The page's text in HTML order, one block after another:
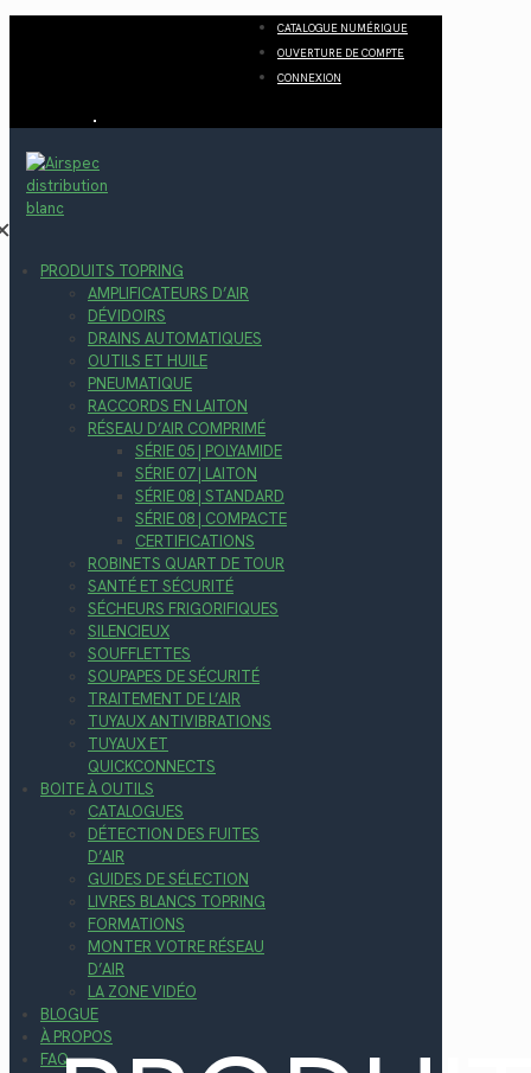
CATALOGUE NUMÉRIQUE
OUVERTURE DE COMPTE
CONNEXION
PRODUITS TOPRING
AMPLIFICATEURS D’AIR
DÉVIDOIRS
DRAINS AUTOMATIQUES
OUTILS ET HUILE
PNEUMATIQUE
RACCORDS EN LAITON
RÉSEAU D’AIR COMPRIMÉ
SÉRIE 05 | POLYAMIDE
SÉRIE 07 | LAITON
SÉRIE 08 | STANDARD
SÉRIE 08 | COMPACTE
CERTIFICATIONS
ROBINETS QUART DE TOUR
SANTÉ ET SÉCURITÉ
SÉCHEURS FRIGORIFIQUES
SILENCIEUX
SOUFFLETTES
SOUPAPES DE SÉCURITÉ
TRAITEMENT DE L’AIR
TUYAUX ANTIVIBRATIONS
TUYAUX ET
QUICKCONNECTS
BOITE À OUTILS
CATALOGUES
DÉTECTION DES FUITES
D’AIR
GUIDES DE SÉLECTION
LIVRES BLANCS TOPRING
FORMATIONS
MONTER VOTRE RÉSEAU
D’AIR
LA ZONE VIDÉO
BLOGUE
À PROPOS
FAQ